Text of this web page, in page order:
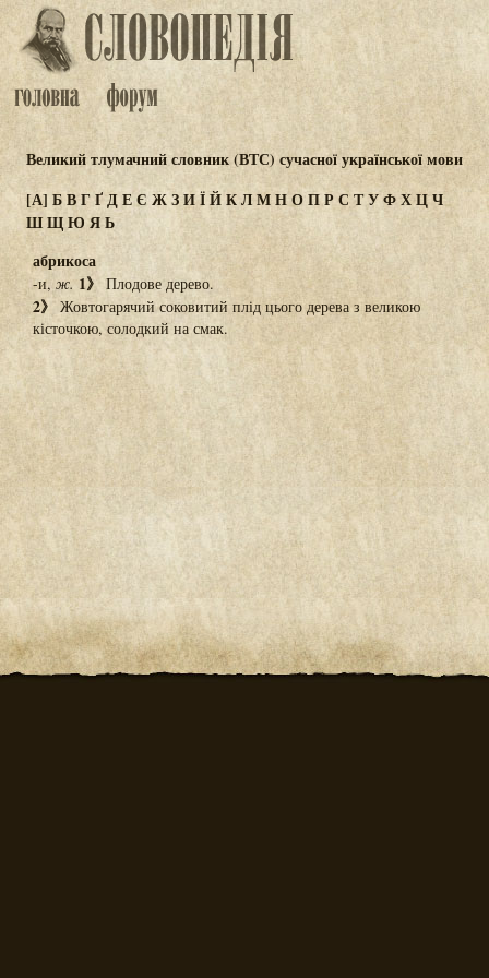
Великий тлумачний словник (ВТС) сучасної української мови
[А] БВГҐДЕЄ ЖЗИЇЙКЛМНОПР СТУФХЦЧ
ШЩЮЯЬ
абрикоса
-и, ж. 1》 Плодове дерево.
2》 Жовтогарячий соковитий плід цього дерева з великою
кісточкою, солодкий на смак.